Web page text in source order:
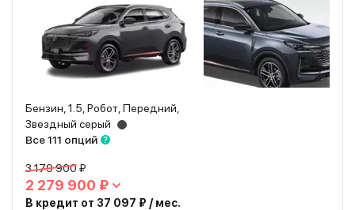
Бензин, 1.5, Робот, Передний,
Звездный серый
Все 111 опций
3 179 900 ₽
2 279 900 ₽
В кредит от 37 097 ₽ / мес.